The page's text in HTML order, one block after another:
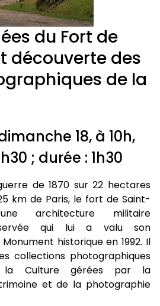
du Fort de
découverte des
de la
18, à 10h,
; durée : 1h30
de 1870 sur 22 hectares
km de Paris, le fort de Saint-
architecture militaire
qui lui a valu son
historique en 1992. Il
collections photographiques
Culture gérées par la
et de la photographie